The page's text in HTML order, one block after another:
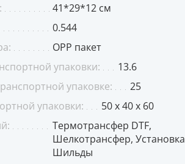
41*29*12 см
0.544
OPP пакет
упаковки:
13.6
упаковке:
25
упаковки:
50 x 40 x 60
Термотрансфер DTF,
Шелкотрансфер, Установка
Шильды